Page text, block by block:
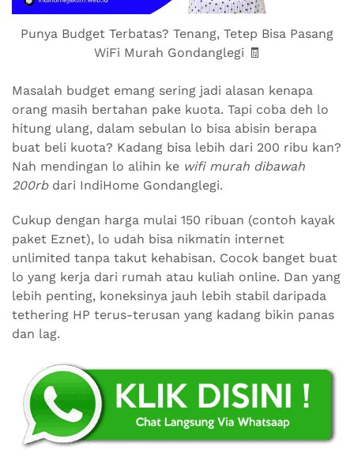
Punya Budget Terbatas? Tenang, Tetep Bisa Pasang
WiFi Murah Gondanglegi 🧾
Masalah budget emang sering jadi alasan kenapa
orang masih bertahan pake kuota. Tapi coba deh lo
hitung ulang, dalam sebulan lo bisa abisin berapa
buat beli kuota? Kadang bisa lebih dari 200 ribu kan?
Nah mendingan lo alihin ke wifi murah dibawah
200rbdari IndiHome Gondanglegi.
Cukup dengan harga mulai 150 ribuan (contoh kayak
paket Eznet), lo udah bisa nikmatin internet
unlimited tanpa takut kehabisan. Cocok banget buat
lo yang kerja dari rumah atau kuliah online. Dan yang
lebih penting, koneksinya jauh lebih stabil daripada
tethering HP terus-terusan yang kadang bikin panas
dan lag.